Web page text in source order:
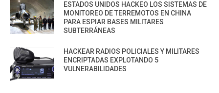
ESTADOS UNIDOS HACKEO LOS SISTEMAS DE
MONITOREO DE TERREMOTOS EN CHINA
PARA ESPIAR BASES MILITARES
SUBTERRÁNEAS
HACKEAR RADIOS POLICIALES Y MILITARES
ENCRIPTADAS EXPLOTANDO 5
VULNERABILIDADES